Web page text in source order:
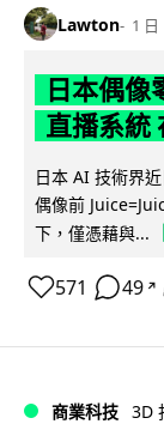
Lawton 1 日
日本偶像
直播系統
日本 AI 技術界
偶像前
下，僅憑藉與...
571 49 ↗
商業科技 3D